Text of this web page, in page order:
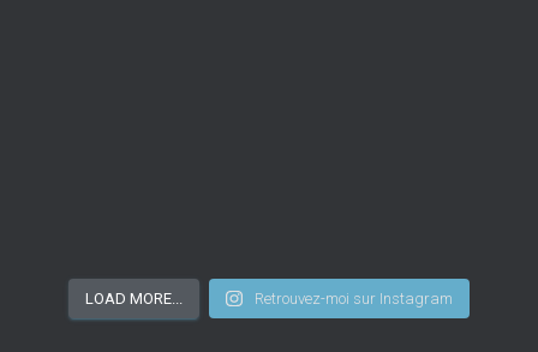
LOAD MORE... Retrouvez-moi sur Instagram